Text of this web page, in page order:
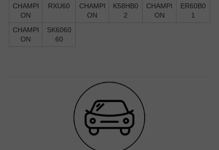
CHAMPI
ON
RXU60
CHAMPI
ON
K58HB0
2
CHAMPI
ON
ER60B0
1
CHAMPI
ON
SK6060
60